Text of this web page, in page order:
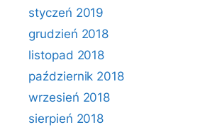
styczeń 2019
grudzień 2018
listopad 2018
październik 2018
wrzesień 2018
sierpień 2018